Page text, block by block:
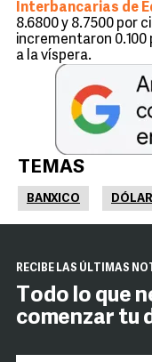
Interbancarias de
8.6800 y 8.7500 por
incrementaron
a la víspera.
TEMAS
BANXICO DÓLAR
RECIBE LAS ÚLTIMAS
Todo lo que
comenzar tu